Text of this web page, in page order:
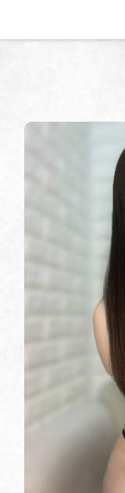
大阪 日本橋 谷